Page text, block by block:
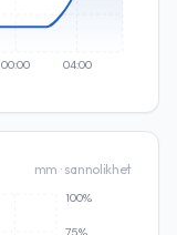
00:00 04:00
mm · sannolikhet
75%
100%